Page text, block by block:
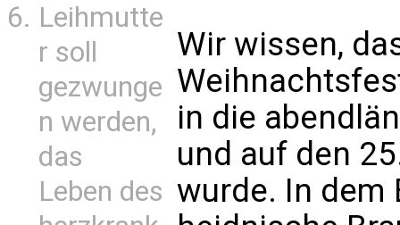
Leihmutte
r soll
gezwunge
n werden,
das
Leben des
Wir wissen,
in die
und auf den
wurde. In dem